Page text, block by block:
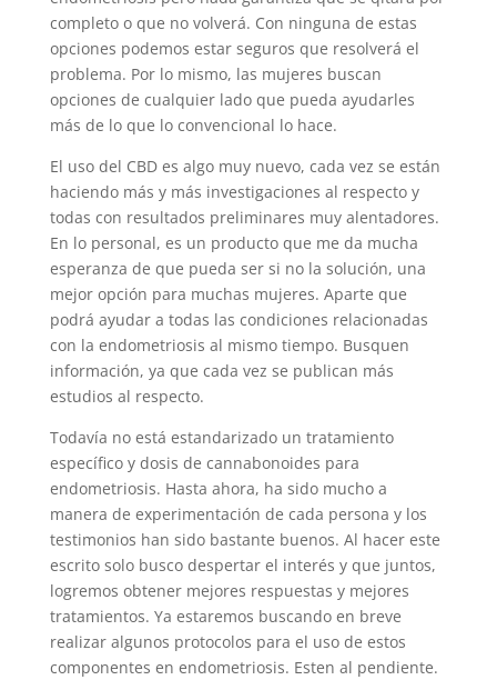
completo o que no volverá. Con ninguna de estas
opciones podemos estar seguros que resolverá el
problema. Por lo mismo, las mujeres buscan
opciones de cualquier lado que pueda ayudarles
más de lo que lo convencional lo hace.
El uso del CBD es algo muy nuevo, cada vez se están
haciendo más y más investigaciones al respecto y
todas con resultados preliminares muy alentadores.
En lo personal, es un producto que me da mucha
esperanza de que pueda ser si no la solución, una
mejor opción para muchas mujeres. Aparte que
podrá ayudar a todas las condiciones relacionadas
con la endometriosis al mismo tiempo. Busquen
información, ya que cada vez se publican más
estudios al respecto.
Todavía no está estandarizado un tratamiento
específico y dosis de cannabonoides para
endometriosis. Hasta ahora, ha sido mucho a
manera de experimentación de cada persona y los
testimonios han sido bastante buenos. Al hacer este
escrito solo busco despertar el interés y que juntos,
logremos obtener mejores respuestas y mejores
tratamientos. Ya estaremos buscando en breve
realizar algunos protocolos para el uso de estos
componentes en endometriosis. Esten al pendiente.